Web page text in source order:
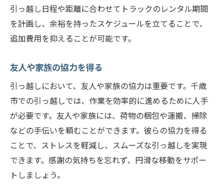
引っ越し日程や距離に合わせてトラックのレンタル期間
を計画し、余裕を持ったスケジュールを立てることで、
追加費用を抑えることが可能です。
友人や家族の協力を得る
引っ越しにおいて、友人や家族の協力は重要です。千歳
市での引っ越しでは、作業を効率的に進めるために人手
が必要です。友人や家族には、荷物の梱包や運搬、掃除
などの手伝いを頼むことができます。彼らの協力を得る
ことで、ストレスを軽減し、スムーズな引っ越しを実現
できます。感謝の気持ちを忘れず、円滑な移動をサポー
トしましょう。